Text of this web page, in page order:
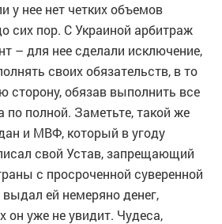
у нее нет четких объемов
сих пор. С Украиной арбитраж
– для нее сделали исключение,
своих обязательств, в то
сторону, обязав выполнить все
по полной. Заметьте, такой же
и МВФ, который в угоду
свой Устав, запрещающий
с просроченной суверенной
ей немеряно денег,
он уже не увидит. Чудеса,